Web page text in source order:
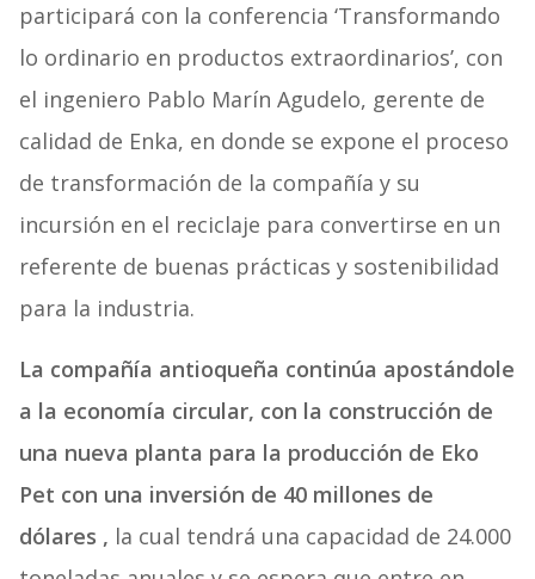
participará con la conferencia ‘Transformando
lo ordinario en productos extraordinarios’, con
el ingeniero Pablo Marín Agudelo, gerente de
calidad de Enka, en donde se expone el proceso
de transformación de la compañía y su
incursión en el reciclaje para convertirse en un
referente de buenas prácticas y sostenibilidad
para la industria.
La compañía antioqueña continúa apostándole
a la economía circular, con la construcción de
una nueva planta para la producción de Eko
Pet con una inversión de 40 millones de
dólares , la cual tendrá una capacidad de 24.000